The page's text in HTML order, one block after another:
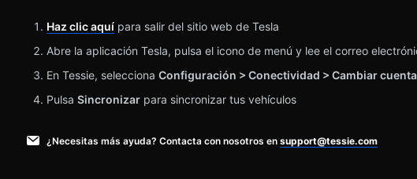
Haz clic aquípara salir del sitio web de Tesla
Abre la aplicación Tesla, pulsa el icono de menú y lee el correo
En Tessie, selecciona Configuración > Conectividad > Cambiar
Pulsa Sincronizarpara sincronizar tus vehículos
¿Necesitas más ayuda? Contacta con nosotros en support@tessie.com